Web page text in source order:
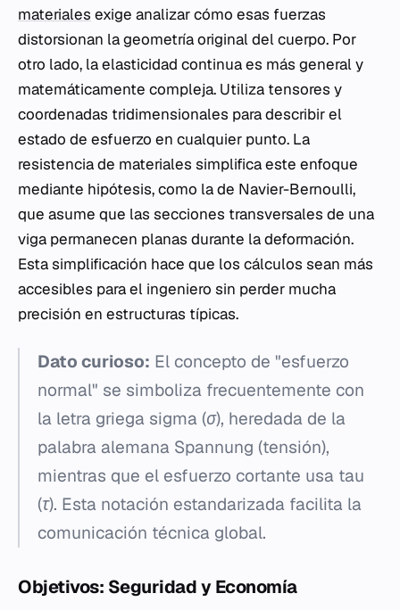
materiales exige analizar cómo esas fuerzas
distorsionan la geometría original del cuerpo. Por
otro lado, la elasticidad continua es más general y
matemáticamente compleja. Utiliza tensores y
coordenadas tridimensionales para describir el
estado de esfuerzo en cualquier punto. La
resistencia de materiales simplifica este enfoque
mediante hipótesis, como la de Navier-Bernoulli,
que asume que las secciones transversales de una
viga permanecen planas durante la deformación.
Esta simplificación hace que los cálculos sean más
accesibles para el ingeniero sin perder mucha
precisión en estructuras típicas.
Dato curioso: El concepto de "esfuerzo
normal" se simboliza frecuentemente con
la letra griega sigma (σ), heredada de la
palabra alemana Spannung (tensión),
mientras que el esfuerzo cortante usa tau
(τ). Esta notación estandarizada facilita la
comunicación técnica global.
Objetivos: Seguridad y Economía